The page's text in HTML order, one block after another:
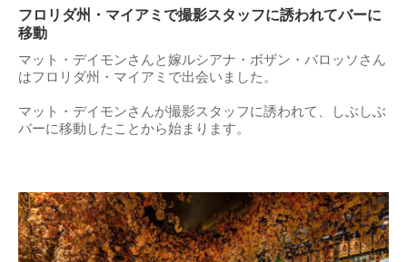
フロリダ州・マイアミで撮影スタッフに誘われてバーに
移動
マット・デイモンさんと嫁ルシアナ・ボザン・バロッソさん
はフロリダ州・マイアミで出会いました。
マット・デイモンさんが撮影スタッフに誘われて、しぶしぶ
バーに移動したことから始まります。